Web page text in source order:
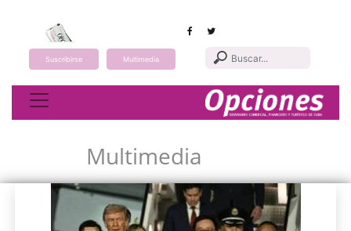
Suscribirse Multimedia
Toggle navigation
Multimedia